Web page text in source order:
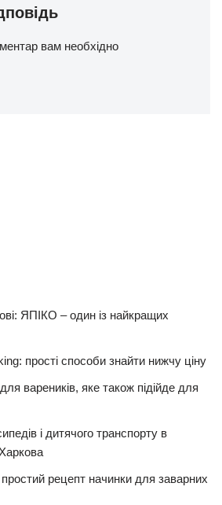
вам необхідно
ЯПІКО – один із найкращих
прості способи знайти нижчу ціну
вареників, яке також підійде для
і дитячого транспорту в
рецепт начинки для заварних